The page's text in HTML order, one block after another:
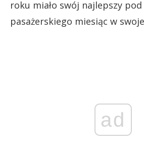
roku miało swój najlepszy
pasażerskiego miesiąc w
ad